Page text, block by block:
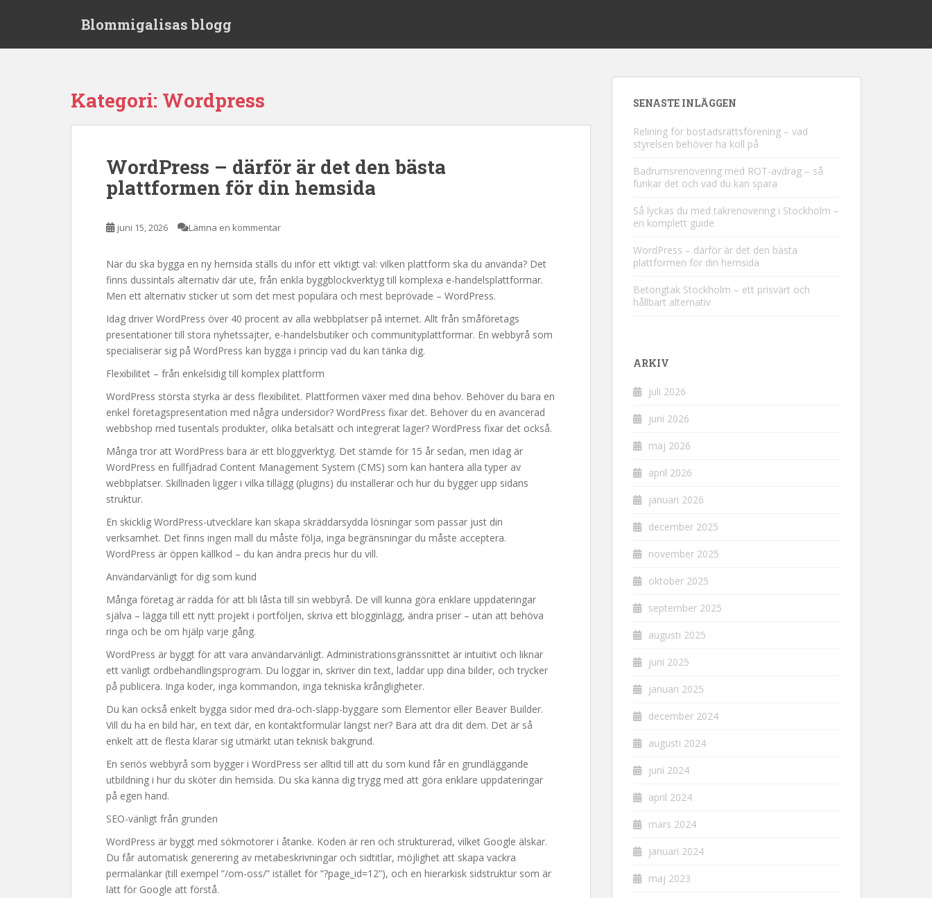
Blommigalisas blogg
Kategori: Wordpress
WordPress – därför är det den bästa
plattformen för din hemsida
juni 15, 2026 Lämna en kommentar
När du ska bygga en ny hemsida ställs du inför ett viktigt val: vilken plattform ska du använda? Det
finns dussintals alternativ där ute, från enkla byggblockverktyg till komplexa e-handelsplattformar.
Men ett alternativ sticker ut som det mest populära och mest beprövade – WordPress.
Idag driver WordPress över 40 procent av alla webbplatser på internet. Allt från småföretags
presentationer till stora nyhetssajter, e-handelsbutiker och communityplattformar. En webbyrå som
specialiserar sig på WordPress kan bygga i princip vad du kan tänka dig.
Flexibilitet – från enkelsidig till komplex plattform
WordPress största styrka är dess flexibilitet. Plattformen växer med dina behov. Behöver du bara en
enkel företagspresentation med några undersidor? WordPress fixar det. Behöver du en avancerad
webbshop med tusentals produkter, olika betalsätt och integrerat lager? WordPress fixar det också.
Många tror att WordPress bara är ett bloggverktyg. Det stämde för 15 år sedan, men idag är
WordPress en fullfjädrad Content Management System (CMS) som kan hantera alla typer av
webbplatser. Skillnaden ligger i vilka tillägg (plugins) du installerar och hur du bygger upp sidans
struktur.
En skicklig WordPress-utvecklare kan skapa skräddarsydda lösningar som passar just din
verksamhet. Det finns ingen mall du måste följa, inga begränsningar du måste acceptera.
WordPress är öppen källkod – du kan ändra precis hur du vill.
Användarvänligt för dig som kund
Många företag är rädda för att bli låsta till sin webbyrå. De vill kunna göra enklare uppdateringar
själva – lägga till ett nytt projekt i portföljen, skriva ett blogginlägg, ändra priser – utan att behöva
ringa och be om hjälp varje gång.
WordPress är byggt för att vara användarvänligt. Administrationsgränssnittet är intuitivt och liknar
ett vanligt ordbehandlingsprogram. Du loggar in, skriver din text, laddar upp dina bilder, och trycker
på publicera. Inga koder, inga kommandon, inga tekniska krångligheter.
Du kan också enkelt bygga sidor med dra-och-släpp-byggare som Elementor eller Beaver Builder.
Vill du ha en bild här, en text där, en kontaktformulär längst ner? Bara att dra dit dem. Det är så
enkelt att de flesta klarar sig utmärkt utan teknisk bakgrund.
En seriös webbyrå som bygger i WordPress ser alltid till att du som kund får en grundläggande
utbildning i hur du sköter din hemsida. Du ska känna dig trygg med att göra enklare uppdateringar
på egen hand.
SEO-vänligt från grunden
WordPress är byggt med sökmotorer i åtanke. Koden är ren och strukturerad, vilket Google älskar.
Du får automatisk generering av metabeskrivningar och sidtitlar, möjlighet att skapa vackra
permalänkar (till exempel ”/om-oss/” istället för ”?page_id=12”), och en hierarkisk sidstruktur som är
lätt för Google att förstå.
SENASTE INLÄGGEN
Relining för bostadsrättsförening – vad
styrelsen behöver ha koll på
Badrumsrenovering med ROT-avdrag – så
funkar det och vad du kan spara
Så lyckas du med takrenovering i Stockholm –
en komplett guide
WordPress – därför är det den bästa
plattformen för din hemsida
Betongtak Stockholm – ett prisvärt och
hållbart alternativ
ARKIV
juli 2026
juni 2026
maj 2026
april 2026
januari 2026
december 2025
november 2025
oktober 2025
september 2025
augusti 2025
juni 2025
januari 2025
december 2024
augusti 2024
juni 2024
april 2024
mars 2024
januari 2024
maj 2023